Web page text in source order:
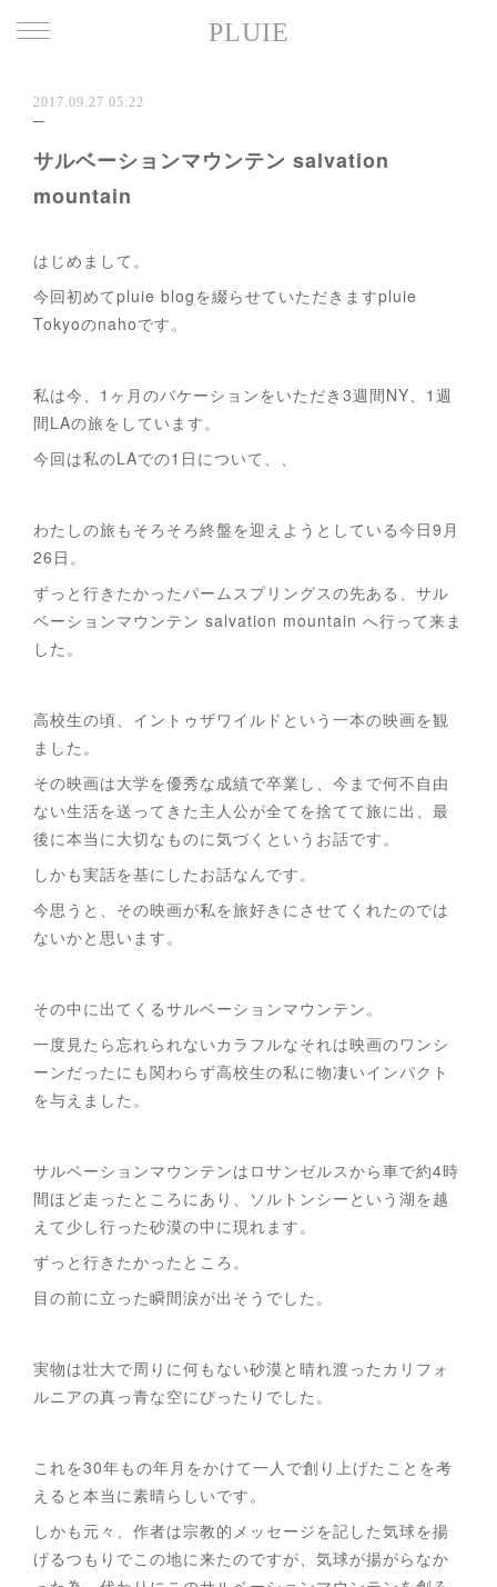
PLUIE
2017.09.27 05:22
サルベーションマウンテン salvation
mountain
はじめまして。
今回初めてpluie blogを綴らせていただきますpluie
Tokyoのnahoです。
私は今、1ヶ月のバケーションをいただき3週間NY、1週
間LAの旅をしています。
今回は私のLAでの1日について、、
わたしの旅もそろそろ終盤を迎えようとしている今日9月
26日。
ずっと行きたかったパームスプリングスの先ある、サル
ベーションマウンテン salvation mountain へ行って来ま
した。
高校生の頃、イントゥザワイルドという一本の映画を観
ました。
その映画は大学を優秀な成績で卒業し、今まで何不自由
ない生活を送ってきた主人公が全てを捨てて旅に出、最
後に本当に大切なものに気づくというお話です。
しかも実話を基にしたお話なんです。
今思うと、その映画が私を旅好きにさせてくれたのでは
ないかと思います。
その中に出てくるサルベーションマウンテン。
一度見たら忘れられないカラフルなそれは映画のワンシ
ーンだったにも関わらず高校生の私に物凄いインパクト
を与えました。
サルベーションマウンテンはロサンゼルスから車で約4時
間ほど走ったところにあり、ソルトンシーという湖を越
えて少し行った砂漠の中に現れます。
ずっと行きたかったところ。
目の前に立った瞬間涙が出そうでした。
実物は壮大で周りに何もない砂漠と晴れ渡ったカリフォ
ルニアの真っ青な空にぴったりでした。
これを30年もの年月をかけて一人で創り上げたことを考
えると本当に素晴らしいです。
しかも元々、作者は宗教的メッセージを記した気球を揚
げるつもりでこの地に来たのですが、気球が揚がらなか